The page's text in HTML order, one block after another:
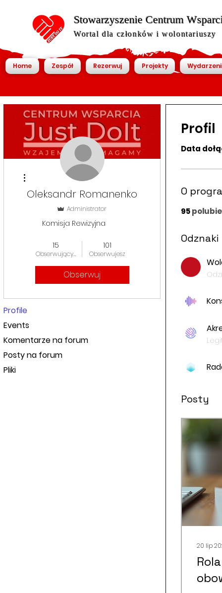
Stowarzyszenie Centrum
Wortal dla członków i wolontariuszy
Home Zespół Rezerwuj Projekty
Oleksandr Romanenko
Administrator
Komisja Rewizyjna
15
Obserwujących
101
Obserwujesz
Obserwuj
Profile
Events
Komentarze na forum
Posty na forum
Pliki
Profil
Data
O
95
Odznaki
Posty
20 lip